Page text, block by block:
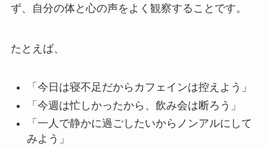
ず、自分の体と心の声をよく観察することです。
たとえば、
「今日は寝不足だからカフェインは控えよう」
「今週は忙しかったから、飲み会は断ろう」
「一人で静かに過ごしたいからノンアルにして
みよう」